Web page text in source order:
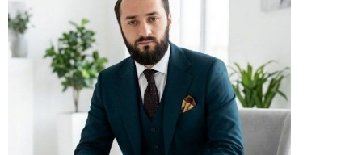
Управление
Красота и здоровье
Энергетика
Недвижимость